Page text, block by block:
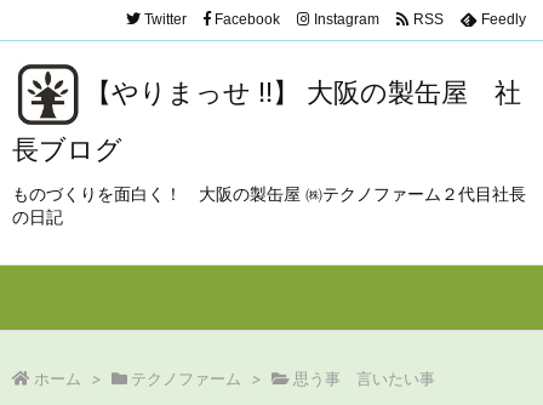
【やりまっせ !!】 大阪の製缶屋 社
長ブログ
ものづくりを面白く！ 大阪の製缶屋 ㈱テクノファーム２代目社長
の日記
Twitter Facebook Instagram RSS Feedly
ホーム > テクノファーム > 思う事 言いたい事